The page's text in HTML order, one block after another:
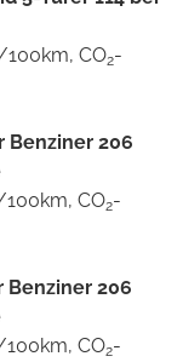
CO2-
Benziner 206
CO2-
Benziner 206
CO2-